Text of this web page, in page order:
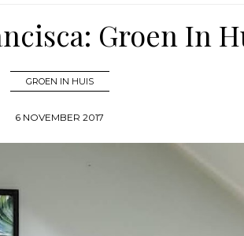
Groen In
GROEN IN HUIS
6 NOVEMBER 2017